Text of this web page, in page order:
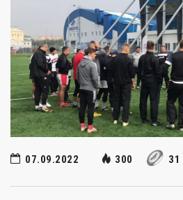
07.09.2022 300 31